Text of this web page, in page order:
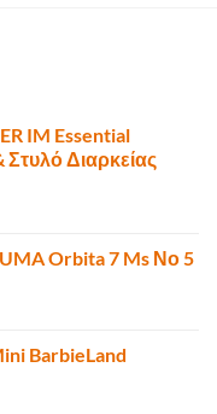
IM Essential
Στυλό Διαρκείας
Orbita 7 Ms Νο 5
BarbieLand